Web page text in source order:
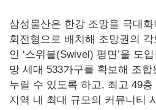
삼성물산은 한강 조망을 극대
회전형으로 배치해 조망권의
인 ‘스위블(Swivel) 평면’을 도
망 세대 533가구를 확보해 조
누릴 수 있도록 하고, 최고 49
지역 내 최대 규모의 커뮤니티